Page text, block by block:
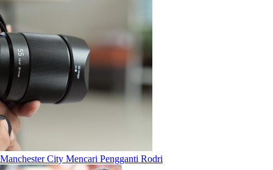
Manchester City Mencari Pengganti Rodri